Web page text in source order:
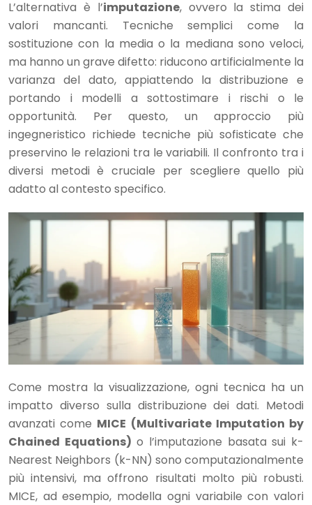
L’alternativa è l’imputazione, ovvero la stima dei
valori mancanti. Tecniche semplici come la
sostituzione con la media o la mediana sono veloci,
ma hanno un grave difetto: riducono artificialmente la
varianza del dato, appiattendo la distribuzione e
portando i modelli a sottostimare i rischi o le
opportunità. Per questo, un approccio più
ingegneristico richiede tecniche più sofisticate che
preservino le relazioni tra le variabili. Il confronto tra i
diversi metodi è cruciale per scegliere quello più
adatto al contesto specifico.
Come mostra la visualizzazione, ogni tecnica ha un
impatto diverso sulla distribuzione dei dati. Metodi
avanzati come MICE (Multivariate Imputation by
Chained Equations) o l’imputazione basata sui k-
Nearest Neighbors (k-NN) sono computazionalmente
più intensivi, ma offrono risultati molto più robusti.
MICE, ad esempio, modella ogni variabile con valori